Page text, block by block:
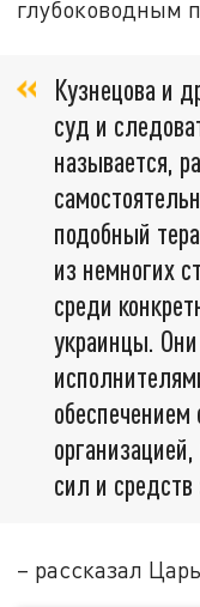
глубоководным
Кузнецова и
суд и
называется,
подобный
из немногих
среди
украинцы.
обеспечением
сил и
– рассказал